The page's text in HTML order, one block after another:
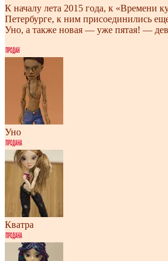
К началу лета 2015 года, к «Времени
Петербурге, к ним присоединились
Уно, а также новая — уже пятая! —
Уно
Кватра